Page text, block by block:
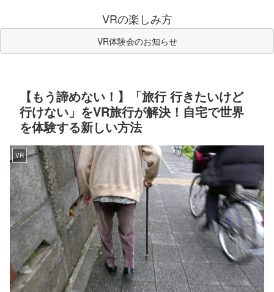
VRの楽しみ方
VR体験会のお知らせ
【もう諦めない！】「旅行 行きたいけど
行けない」をVR旅行が解決！自宅で世界
を体験する新しい方法
VR